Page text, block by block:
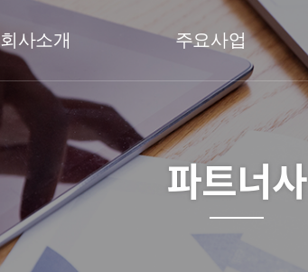
회사소개 주요사업
파트너사